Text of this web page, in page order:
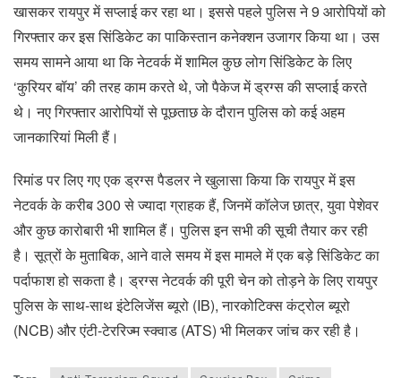
खासकर रायपुर में सप्लाई कर रहा था। इससे पहले पुलिस ने 9 आरोपियों को
गिरफ्तार कर इस सिंडिकेट का पाकिस्तान कनेक्शन उजागर किया था। उस
समय सामने आया था कि नेटवर्क में शामिल कुछ लोग सिंडिकेट के लिए
‘कुरियर बॉय’ की तरह काम करते थे, जो पैकेज में ड्रग्स की सप्लाई करते
थे। नए गिरफ्तार आरोपियों से पूछताछ के दौरान पुलिस को कई अहम
जानकारियां मिली हैं।
रिमांड पर लिए गए एक ड्रग्स पैडलर ने खुलासा किया कि रायपुर में इस
नेटवर्क के करीब 300 से ज्यादा ग्राहक हैं, जिनमें कॉलेज छात्र, युवा पेशेवर
और कुछ कारोबारी भी शामिल हैं। पुलिस इन सभी की सूची तैयार कर रही
है। सूत्रों के मुताबिक, आने वाले समय में इस मामले में एक बड़े सिंडिकेट का
पर्दाफाश हो सकता है। ड्रग्स नेटवर्क की पूरी चेन को तोड़ने के लिए रायपुर
पुलिस के साथ-साथ इंटेलिजेंस ब्यूरो (IB), नारकोटिक्स कंट्रोल ब्यूरो
(NCB) और एंटी-टेररिज्म स्क्वाड (ATS) भी मिलकर जांच कर रही है।